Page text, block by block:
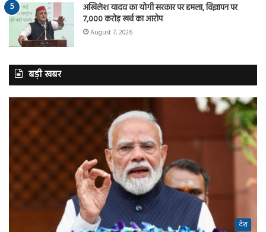
अखिलेश यादव का योगी सरकार पर हमला, विज्ञापन पर
7,000 करोड़ खर्च का आरोप
August 7, 2026
बड़ी खबर
देश